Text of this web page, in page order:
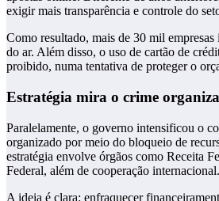
exigir mais transparência e controle do
Como resultado, mais de 30 mil
do ar. Além disso, o uso de cartão de
proibido, numa tentativa de proteger o
Estratégia mira o crime
Paralelamente, o governo intensificou o
organizado por meio do bloqueio de
estratégia envolve órgãos como Receita
Federal, além de cooperação internacional.
A ideia é clara: enfraquecer